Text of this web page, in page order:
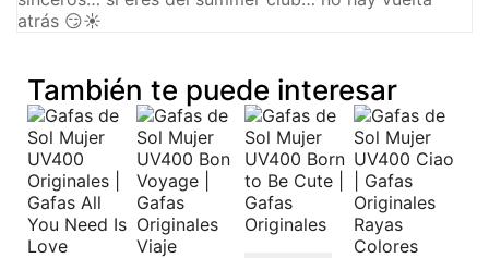
atrás 😏☀️
También te puede interesar